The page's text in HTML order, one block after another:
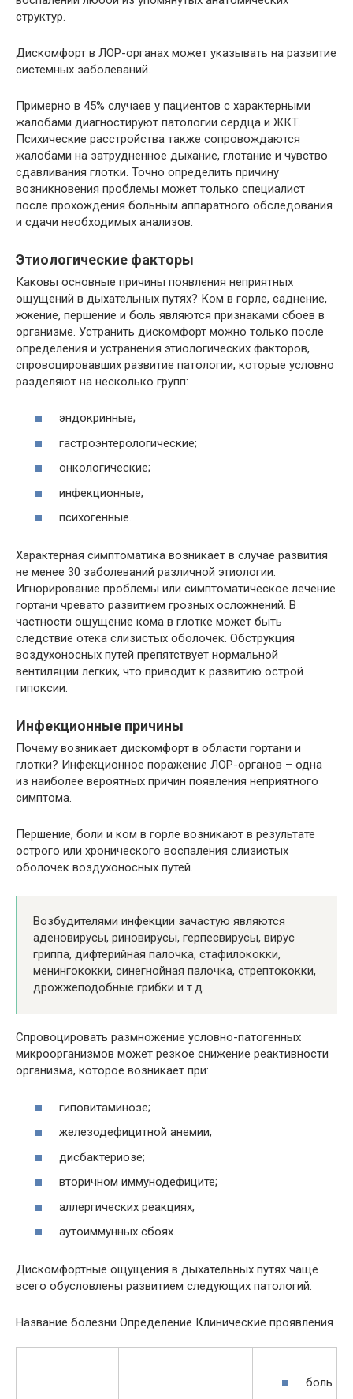
структур.
Дискомфорт в ЛОР-органах может указывать на развитие
системных заболеваний.
Примерно в 45% случаев у пациентов с характерными
жалобами диагностируют патологии сердца и ЖКТ.
Психические расстройства также сопровождаются
жалобами на затрудненное дыхание, глотание и чувство
сдавливания глотки. Точно определить причину
возникновения проблемы может только специалист
после прохождения больным аппаратного обследования
и сдачи необходимых анализов.
Этиологические факторы
Каковы основные причины появления неприятных
ощущений в дыхательных путях? Ком в горле, саднение,
жжение, першение и боль являются признаками сбоев в
организме. Устранить дискомфорт можно только после
определения и устранения этиологических факторов,
спровоцировавших развитие патологии, которые условно
разделяют на несколько групп:
эндокринные;
гастроэнтерологические;
онкологические;
инфекционные;
психогенные.
Характерная симптоматика возникает в случае развития
не менее 30 заболеваний различной этиологии.
Игнорирование проблемы или симптоматическое лечение
гортани чревато развитием грозных осложнений. В
частности ощущение кома в глотке может быть
следствие отека слизистых оболочек. Обструкция
воздухоносных путей препятствует нормальной
вентиляции легких, что приводит к развитию острой
гипоксии.
Инфекционные причины
Почему возникает дискомфорт в области гортани и
глотки? Инфекционное поражение ЛОР-органов – одна
из наиболее вероятных причин появления неприятного
симптома.
Першение, боли и ком в горле возникают в результате
острого или хронического воспаления слизистых
оболочек воздухоносных путей.
Возбудителями инфекции зачастую являются
аденовирусы, риновирусы, герпесвирусы, вирус
гриппа, дифтерийная палочка, стафилококки,
менингококки, синегнойная палочка, стрептококки,
дрожжеподобные грибки и т.д.
Спровоцировать размножение условно-патогенных
микроорганизмов может резкое снижение реактивности
организма, которое возникает при:
гиповитаминозе;
железодефицитной анемии;
дисбактериозе;
вторичном иммунодефиците;
аллергических реакциях;
аутоиммунных сбоях.
Дискомфортные ощущения в дыхательных путях чаще
всего обусловлены развитием следующих патологий:
Название болезни Определение Клинические проявления
боль в